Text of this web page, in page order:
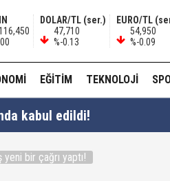
DOLAR/TL (ser.)
47,710
%-0.13
EURO/TL
54,950
%-0.09
EĞITIM TEKNOLOJI
kabul edildi!
bir çağrı yaptı!